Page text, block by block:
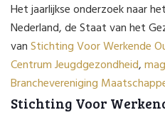
Het jaarlijkse onderzoek naar
Nederland, de Staat van het
vanStichting Voor Werkende
Centrum Jeugdgezondheid,
Branchevereniging
Stichting Voor